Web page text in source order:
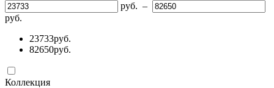
руб. –
руб.
23733руб.
82650руб.
Коллекция